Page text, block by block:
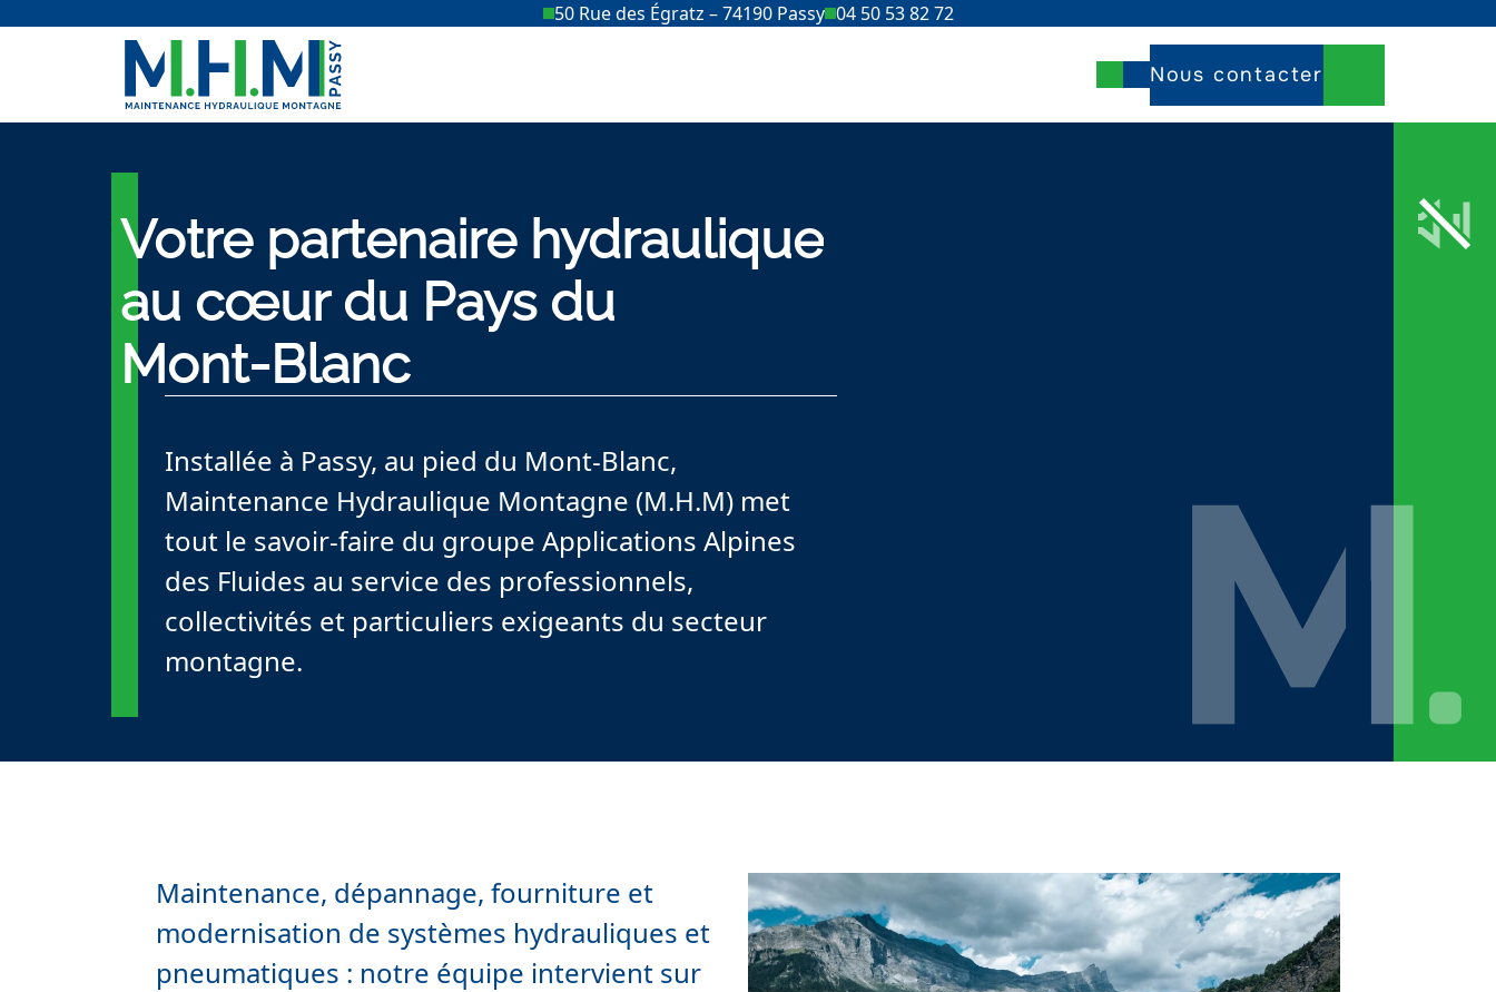
50 Rue des Égratz – 74190 Passy 04 50 53 82 72
Nous contacter
Votre partenaire hydraulique
au cœur du Pays du
Mont-Blanc
Installée à Passy, au pied du Mont-Blanc,
Maintenance Hydraulique Montagne (M.H.M) met
tout le savoir-faire du groupe Applications Alpines
des Fluides au service des professionnels,
collectivités et particuliers exigeants du secteur
montagne.
Maintenance, dépannage, fourniture et
modernisation de systèmes hydrauliques et
pneumatiques : notre équipe intervient sur